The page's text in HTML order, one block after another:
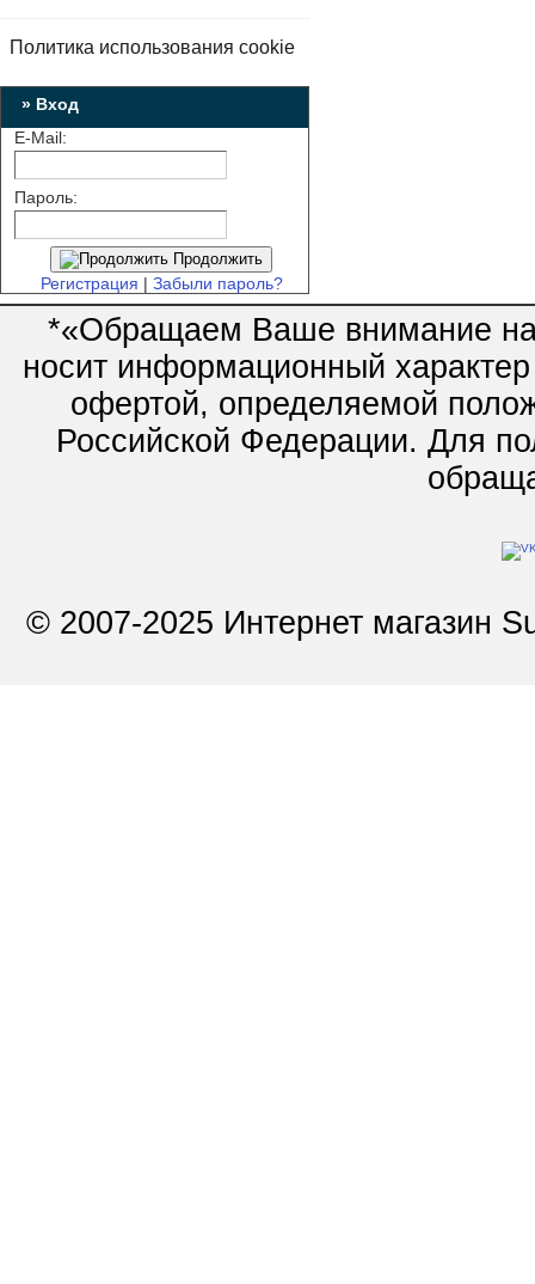
Политика использования cookie
» Вход
E-Mail:
Пароль:
Продолжить
Регистрация | Забыли пароль?
*«Обращаем Ваше внимание на
носит информационный
офертой, определяемой
Российской Федерации. Для
© 2007-2025 Интернет магазин